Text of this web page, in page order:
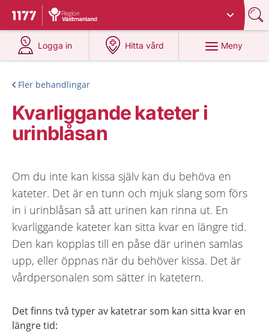
Till startsidan för 1177
Du har valt region
Logga in
på 1177.se
Hitta vård
på 1177.se
Meny
Fler behandlingar
Kvarliggande kateter i
urinblåsan
Om du inte kan kissa själv kan du behöva en
kateter. Det är en tunn och mjuk slang som förs
in i urinblåsan så att urinen kan rinna ut. En
kvarliggande kateter kan sitta kvar en längre tid.
Den kan kopplas till en påse där urinen samlas
upp, eller öppnas när du behöver kissa. Det är
vårdpersonalen som sätter in katetern.
Det finns två typer av katetrar som kan sitta kvar en
längre tid: